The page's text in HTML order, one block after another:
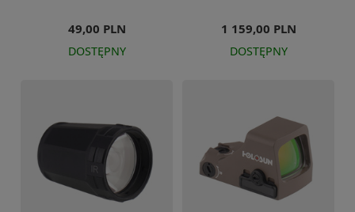
49,00 PLN
DOSTĘPNY
1 159,00 PLN
DOSTĘPNY